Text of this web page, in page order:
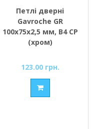
Петлі дверні
Gavroche GR
100x75x2,5 мм, B4 CP
(хром)
123.00 грн.